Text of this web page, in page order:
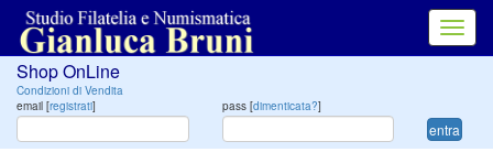
Shop OnLine
Condizioni di Vendita
email [registrati] pass [dimenticata?]
entra